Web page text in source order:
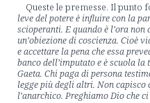
Queste le premesse. Il punto
leve del potere è influire con la
scioperanti. E quando è l’ora non
un’obiezione di coscienza. Cioè
e accettare la pena che essa
banco dell’imputato e è scuola
Gaeta. Chi paga di persona
legge più degli altri. Non capisco
l’anarchico. Preghiamo Dio che